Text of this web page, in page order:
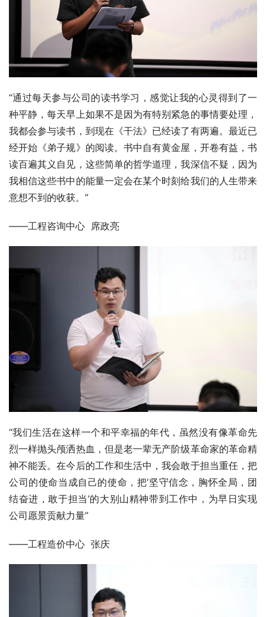
“通过每天参与公司的读书学习，感觉让我的心灵得到了一
种平静，每天早上如果不是因为有特别紧急的事情要处理，
我都会参与读书，到现在《干法》已经读了有两遍。最近已
经开始《弟子规》的阅读。书中自有黄金屋，开卷有益，书
读百遍其义自见，这些简单的哲学道理，我深信不疑，因为
我相信这些书中的能量一定会在某个时刻给我们的人生带来
意想不到的收获。”
——工程咨询中心  席政亮
“我们生活在这样一个和平幸福的年代，虽然没有像革命先
烈一样抛头颅洒热血，但是老一辈无产阶级革命家的革命精
神不能丢。在今后的工作和生活中，我会敢于担当重任，把
公司的使命当成自己的使命，把‘坚守信念，胸怀全局，团
结奋进，敢于担当’的大别山精神带到工作中，为早日实现
公司愿景贡献力量”
——工程造价中心  张庆